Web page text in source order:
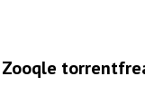
Zooqle